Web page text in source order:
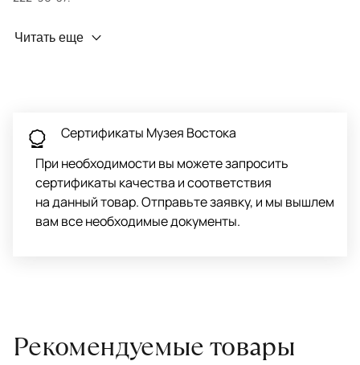
Профилактика износа
Обратитесь в салон, где приобретали ковёр, договоритесь о
заборе ковра экспертом либо привозите его в салон.
Читать еще
Сертификаты Музея Востока
При необходимости вы можете запросить
сертификаты качества и соответствия
на данный товар. Отправьте заявку, и мы вышлем
вам все необходимые документы.
Рекомендуемые товары